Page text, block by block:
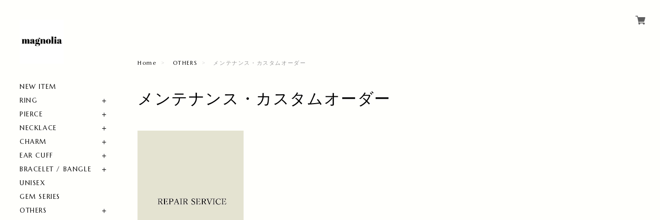
NEW ITEM
RING
PIERCE
NECKLACE
CHARM
EAR CUFF
BRACELET / BANGLE
UNISEX
GEM SERIES
OTHERS
Home OTHERS メンテナンス・カスタムオーダー
メンテナンス・カスタムオーダー